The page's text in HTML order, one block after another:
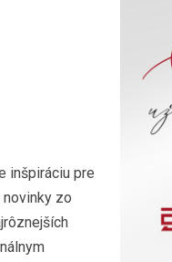
inšpiráciu pre
zo